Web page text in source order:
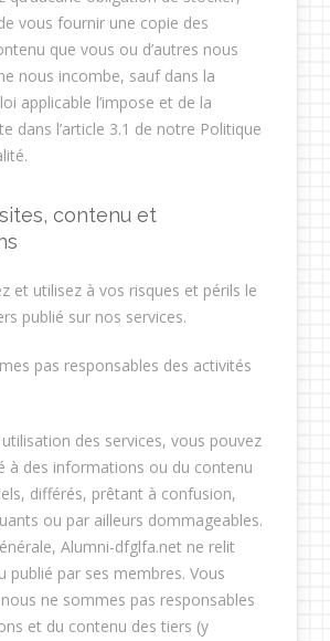
vous fournir une copie des
que vous ou d’autres nous
nous incombe, sauf dans la
applicable l’impose et de la
dans l’article 3.1 de notre Politique
contenu et
et utilisez à vos risques et périls le
publié sur nos services.
pas responsables des activités
des services, vous pouvez
à des informations ou du contenu
différés, prêtant à confusion,
ou par ailleurs dommageables.
Alumni-dfglfa.net ne relit
publié par ses membres. Vous
ne sommes pas responsables
et du contenu des tiers (y